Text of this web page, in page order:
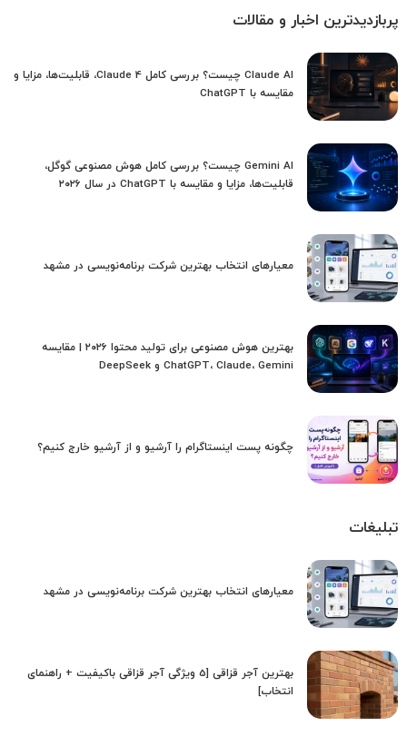
پربازدیدترین اخبار و مقالات
Claude AI چیست؟ بررسی کامل Claude 4، قابلیت‌ها، مزایا و
مقایسه با ChatGPT
Gemini AI چیست؟ بررسی کامل هوش مصنوعی گوگل،
قابلیت‌ها، مزایا و مقایسه با ChatGPT در سال ۲۰۲۶
معیارهای انتخاب بهترین شرکت برنامه‌نویسی در مشهد
بهترین هوش مصنوعی برای تولید محتوا ۲۰۲۶ | مقایسه
ChatGPT، Claude، Gemini و DeepSeek
چگونه پست اینستاگرام را آرشیو و از آرشیو خارج کنیم؟
تبلیغات
معیارهای انتخاب بهترین شرکت برنامه‌نویسی در مشهد
بهترین آجر قزاقی [5 ویژگی آجر قزاقی باکیفیت + راهنمای
انتخاب]